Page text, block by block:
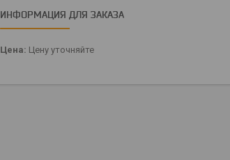
ИНФОРМАЦИЯ ДЛЯ ЗАКАЗА
Цена: Цену уточняйте